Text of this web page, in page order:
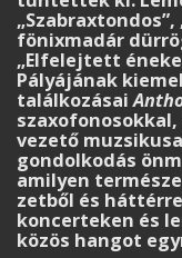
fönixmadár
„Elfelejtett
Pályájának
találkozásai
vezető
gondolkodás
amilyen
zetből és
koncerteken és
közös hangot